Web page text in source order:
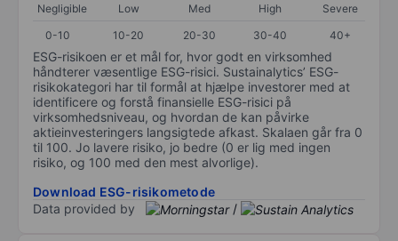
Negligible Low Med High
Severe
0-10
10-20 20-30 30-40 40+
ESG-risikoen er et mål for, hvor godt en virksomhed
håndterer væsentlige ESG-risici. Sustainalytics’ ESG-
risikokategori har til formål at hjælpe investorer med at
identificere og forstå finansielle ESG-risici på
virksomhedsniveau, og hvordan de kan påvirke
aktieinvesteringers langsigtede afkast. Skalaen går fra 0
til 100. Jo lavere risiko, jo bedre (0 er lig med ingen
risiko, og 100 med den mest alvorlige).
Download ESG-risikometode
Data provided by
/